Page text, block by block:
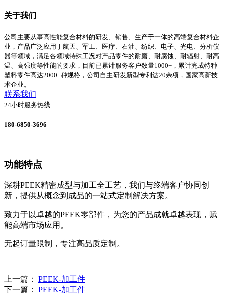
关于我们
公司主要从事高性能复合材料的研发、销售、生产于一体的高端复合材料企
业，产品广泛应用于航天、军工、医疗、石油、纺织、电子、光电、分析仪
器等领域，满足各领域特殊工况对产品零件的耐磨、耐腐蚀、耐辐射、耐高
温、高强度等性能的要求，目前已累计服务客户数量1000+，累计完成特种
塑料零件高达2000+种规格，公司自主研发新型专利达20余项，国家高新技
术企业。
联系我们
24小时服务热线
180-6850-3696
功能特点
深耕PEEK精密成型与加工全工艺，我们与终端客户协同创
新，提供从概念到成品的一站式定制解决方案。
致力于以卓越的PEEK零部件，为您的产品成就卓越表现，赋
能高端市场应用。
无起订量限制，专注高品质定制。
上一篇： PEEK-加工件
下一篇： PEEK-加工件